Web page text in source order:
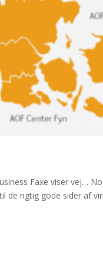
Faxe viser vej…
de rigtig gode sider af